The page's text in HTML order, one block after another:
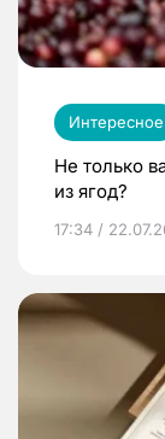
Интересное
Не только
из ягод?
17:34 /